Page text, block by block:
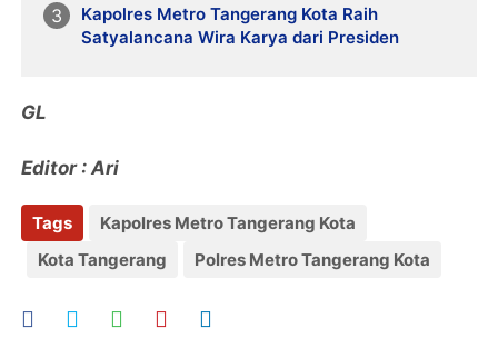
Kapolres Metro Tangerang Kota Raih
Satyalancana Wira Karya dari Presiden
GL
Editor : Ari
Tags
Kapolres Metro Tangerang Kota
Kota Tangerang
Polres Metro Tangerang Kota